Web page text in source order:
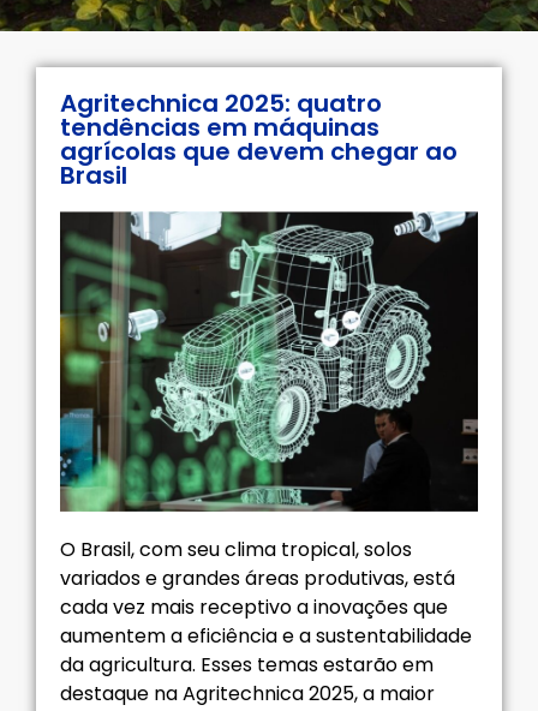
Agritechnica 2025: quatro
tendências em máquinas
agrícolas que devem chegar ao
Brasil
O Brasil, com seu clima tropical, solos
variados e grandes áreas produtivas, está
cada vez mais receptivo a inovações que
aumentem a eficiência e a sustentabilidade
da agricultura. Esses temas estarão em
destaque na Agritechnica 2025, a maior